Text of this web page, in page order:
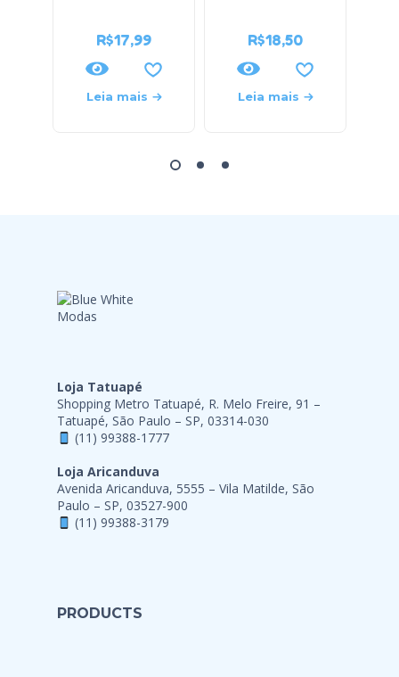
R$17,99
Leia mais
R$18,50
Leia mais
Loja Tatuapé
Shopping Metro Tatuapé, R. Melo Freire, 91 –
Tatuapé, São Paulo – SP, 03314-030
(11) 99388-1777
Loja Aricanduva
Avenida Aricanduva, 5555 – Vila Matilde, São
Paulo – SP, 03527-900
(11) 99388-3179
PRODUCTS